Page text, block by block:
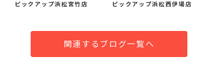
ピックアップ浜松宮竹店 ピックアップ浜松西伊場店
関連するブログ一覧へ